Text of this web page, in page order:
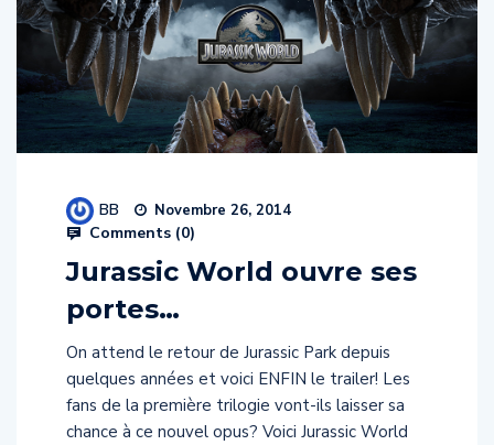
BB Novembre 26, 2014
Comments (0)
Jurassic World ouvre ses
portes…
On attend le retour de Jurassic Park depuis
quelques années et voici ENFIN le trailer! Les
fans de la première trilogie vont-ils laisser sa
chance à ce nouvel opus? Voici Jurassic World